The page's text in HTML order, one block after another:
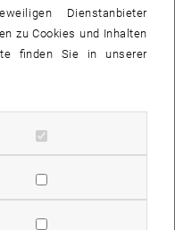
Dienstanbieter
zu Cookies und Inhalten
finden Sie in unserer
Cookies zulassen
Cookies zulassen
Cookies zulassen